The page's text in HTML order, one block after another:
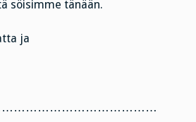
söisimme tänään.
ja